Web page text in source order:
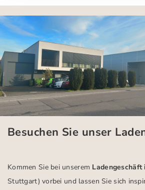
Besuchen Sie unser
Kommen Sie bei unserem
Stuttgart) vorbei und lassen Sie sich